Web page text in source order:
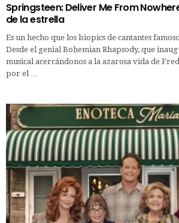
Springsteen: Deliver Me From
de la estrella
Es un hecho que los biopics de cantantes
Desde el genial Bohemian Rhapsody, que
musical acercándonos a la azarosa vida de
por el …